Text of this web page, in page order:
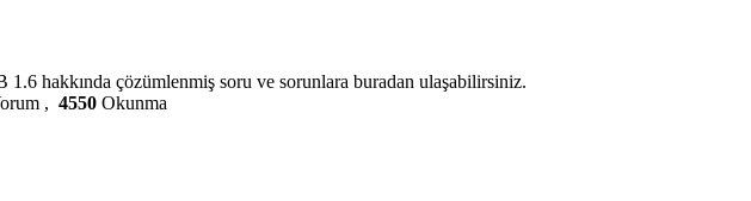
1.6 hakkında çözümlenmiş soru ve sorunlara buradan ulaşabilirsiniz.
, 4550 Okunma